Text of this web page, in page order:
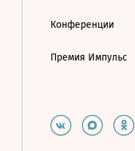
Конференции
Премия Импульс